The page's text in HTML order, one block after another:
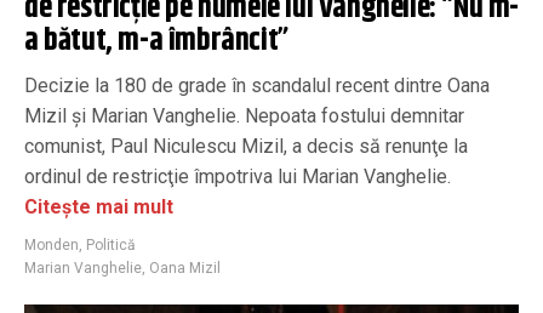
a bătut, m-a îmbrâncit”
Decizie la 180 de grade în scandalul recent dintre Oana
Mizil și Marian Vanghelie. Nepoata fostului demnitar
comunist, Paul Niculescu Mizil, a decis să renunţe la
ordinul de restricţie împotriva lui Marian Vanghelie.
Citește mai mult
Monden, Politică
Marian Vanghelie, Oana Mizil